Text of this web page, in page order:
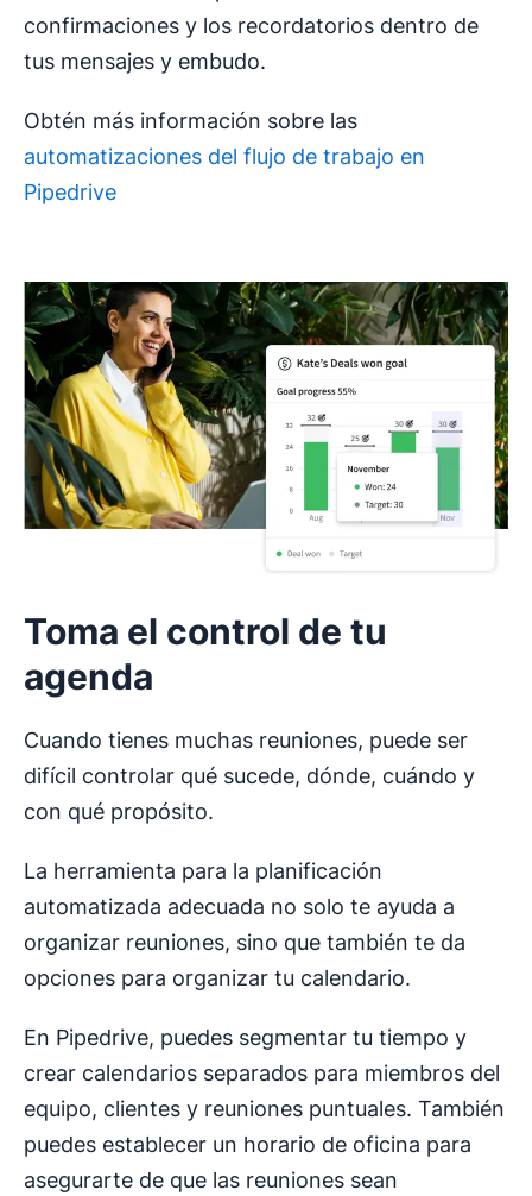
confirmaciones y los recordatorios dentro de
tus mensajes y embudo.
Obtén más información sobre las
automatizaciones del flujo de trabajo en
Pipedrive
Toma el control de tu
agenda
Cuando tienes muchas reuniones, puede ser
difícil controlar qué sucede, dónde, cuándo y
con qué propósito.
La herramienta para la planificación
automatizada adecuada no solo te ayuda a
organizar reuniones, sino que también te da
opciones para organizar tu calendario.
En Pipedrive, puedes segmentar tu tiempo y
crear calendarios separados para miembros del
equipo, clientes y reuniones puntuales. También
puedes establecer un horario de oficina para
asegurarte de que las reuniones sean